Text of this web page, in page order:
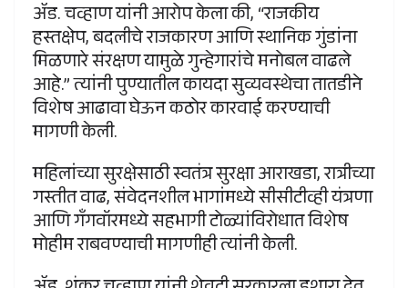
ॲड. चव्हाण यांनी आरोप केला की, “राजकीय
हस्तक्षेप, बदलीचे राजकारण आणि स्थानिक गुंडांना
मिळणारे संरक्षण यामुळे गुन्हेगारांचे मनोबल वाढले
आहे.” त्यांनी पुण्यातील कायदा सुव्यवस्थेचा तातडीने
विशेष आढावा घेऊन कठोर कारवाई करण्याची
मागणी केली.
महिलांच्या सुरक्षेसाठी स्वतंत्र सुरक्षा आराखडा, रात्रीच्या
गस्तीत वाढ, संवेदनशील भागांमध्ये सीसीटीव्ही यंत्रणा
आणि गॅंगवॉरमध्ये सहभागी टोळ्यांविरोधात विशेष
मोहीम राबवण्याची मागणीही त्यांनी केली.